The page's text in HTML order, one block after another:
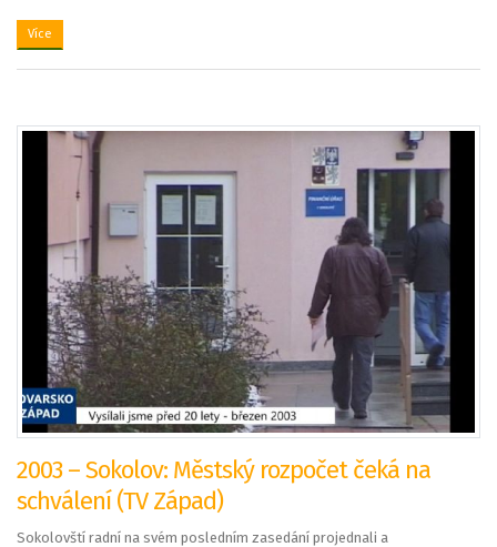
Více
2003 – Sokolov: Městský rozpočet čeká na
schválení (TV Západ)
Sokolovští radní na svém posledním zasedání projednali a